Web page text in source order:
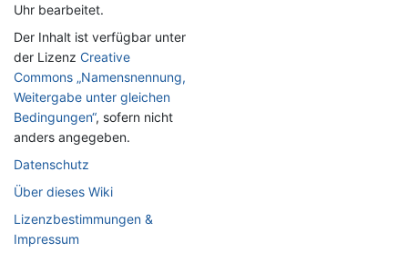
Uhr bearbeitet.
Der Inhalt ist verfügbar unter
der Lizenz Creative
Commons „Namensnennung,
Weitergabe unter gleichen
Bedingungen“, sofern nicht
anders angegeben.
Datenschutz
Über dieses Wiki
Lizenzbestimmungen &
Impressum